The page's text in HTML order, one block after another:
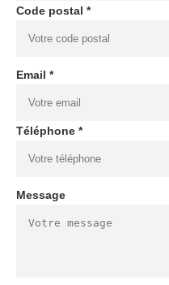
Code postal *
Email *
Téléphone *
Message